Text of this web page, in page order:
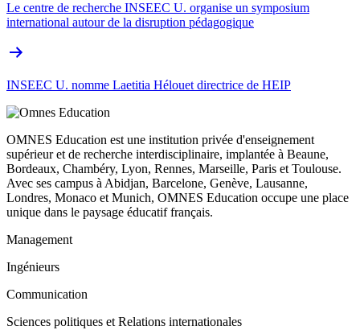
Le centre de recherche INSEEC U. organise un symposium
international autour de la disruption pédagogique
INSEEC U. nomme Laetitia Hélouet directrice de HEIP
OMNES Education est une institution privée d'enseignement
supérieur et de recherche interdisciplinaire, implantée à Beaune,
Bordeaux, Chambéry, Lyon, Rennes, Marseille, Paris et Toulouse.
Avec ses campus à Abidjan, Barcelone, Genève, Lausanne,
Londres, Monaco et Munich, OMNES Education occupe une place
unique dans le paysage éducatif français.
Management
Ingénieurs
Communication
Sciences politiques et Relations internationales